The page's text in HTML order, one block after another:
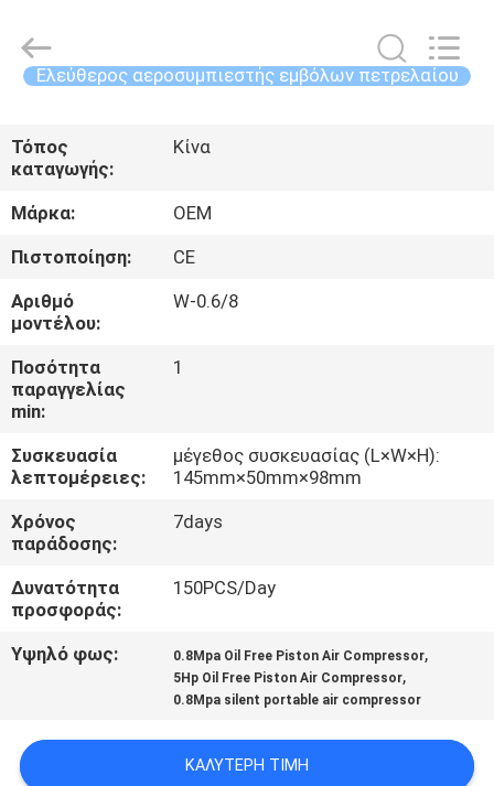
ΠΡΟΪΌΝΤΑ
ΣΧΕΤΙΚΆ
ΜΕ
ΕΜΆΣ
ΕΠΙΣΚΈΨΕΙΣ
ΣΤΟ
ΕΡΓΟΣΤΆΣΙΟ
ΈΛΕΓΧΟΣ
ΠΟΙΌΤΗΤΑΣ
ΕΠΙΚΟΙΝΩΝΉΣΤΕ
ΜΑΣ
Machinery
Ελεύθερος αεροσυμπιεστής εμβόλων πετρελαίου
Τόπος
καταγωγής:
Κίνα
Μάρκα:
OEM
Πιστοποίηση:
CE
Αριθμό
μοντέλου:
W-0.6/8
Ποσότητα
παραγγελίας
min:
1
Συσκευασία
λεπτομέρειες:
μέγεθος συσκευασίας (L×W×H):
145mm×50mm×98mm
Χρόνος
παράδοσης:
7days
Δυνατότητα
προσφοράς:
150PCS/Day
Υψηλό φως: 0.8Mpa Oil Free Piston Air Compressor,
5Hp Oil Free Piston Air Compressor,
0.8Mpa silent portable air compressor
ΚΑΛΎΤΕΡΗ ΤΙΜΉ